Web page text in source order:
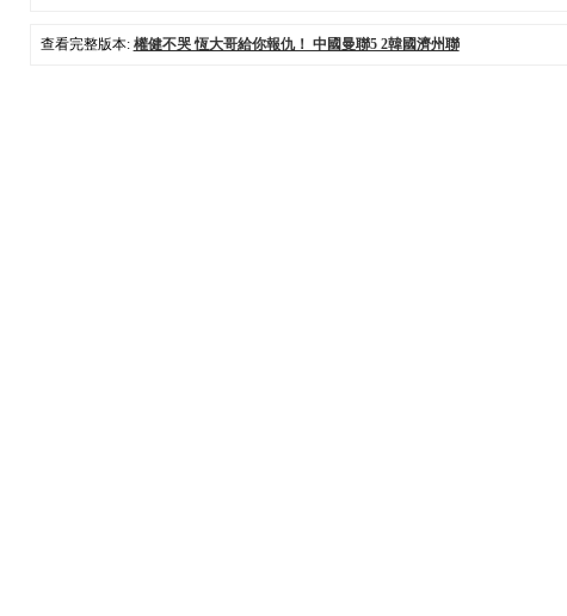
查看完整版本: 權健不哭 恆大哥給你報仇！ 中國曼聯5 2韓國濟州聯